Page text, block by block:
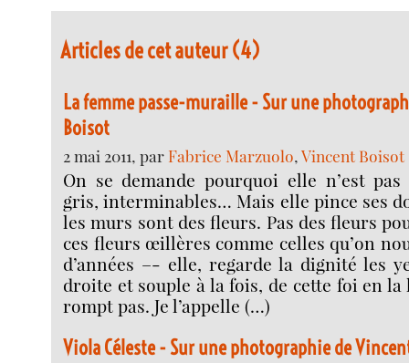
Articles de cet auteur (4)
La femme passe-muraille - Sur une
Boisot
2 mai 2011, parFabrice Marzuolo,Vincent Boisot
On se demande pourquoi elle n’est
gris, interminables… Mais elle pince ses
les murs sont des fleurs. Pas des fleurs
ces fleurs œillères comme celles qu’on
d’années –- elle, regarde la dignité les
droite et souple à la fois, de cette foi en
rompt pas. Je l’appelle (…)
Viola Céleste - Sur une photographie de